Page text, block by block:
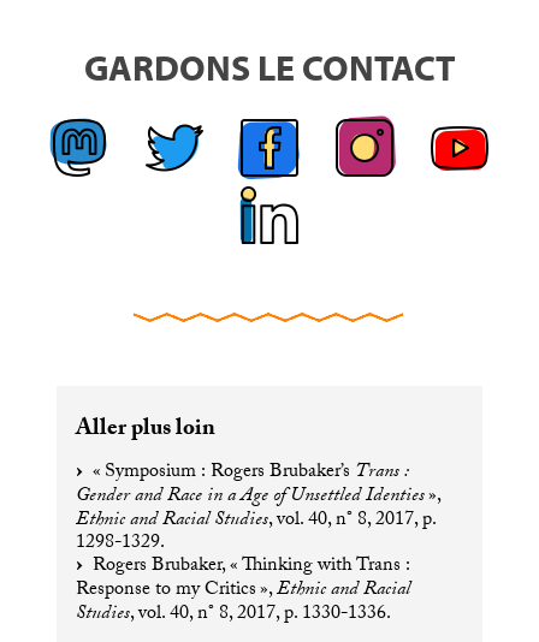
GARDONS LE CONTACT
Aller plus loin
«Symposium : Rogers Brubaker’s Trans :
Gender and Race in a Age of Unsettled Identies»,
Ethnic and Racial Studies, vol. 40, n° 8, 2017, p.
1298-1329.
Rogers Brubaker, «Thinking with Trans :
Response to my Critics»,Ethnic and Racial
Studies, vol. 40, n° 8, 2017, p. 1330-1336.